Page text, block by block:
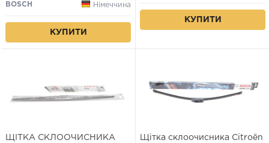
BOSCH
Німеччина
КУПИТИ
КУПИТИ
ЩІТКА СКЛООЧИСНИКА
Щітка склоочисника Citroën